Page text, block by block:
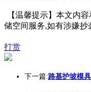
【温馨提示】本文内
储空间服务,如有涉嫌抄
打赏
下一篇:路基护坡模